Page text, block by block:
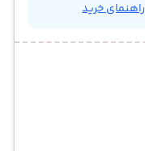
راهنمای خرید